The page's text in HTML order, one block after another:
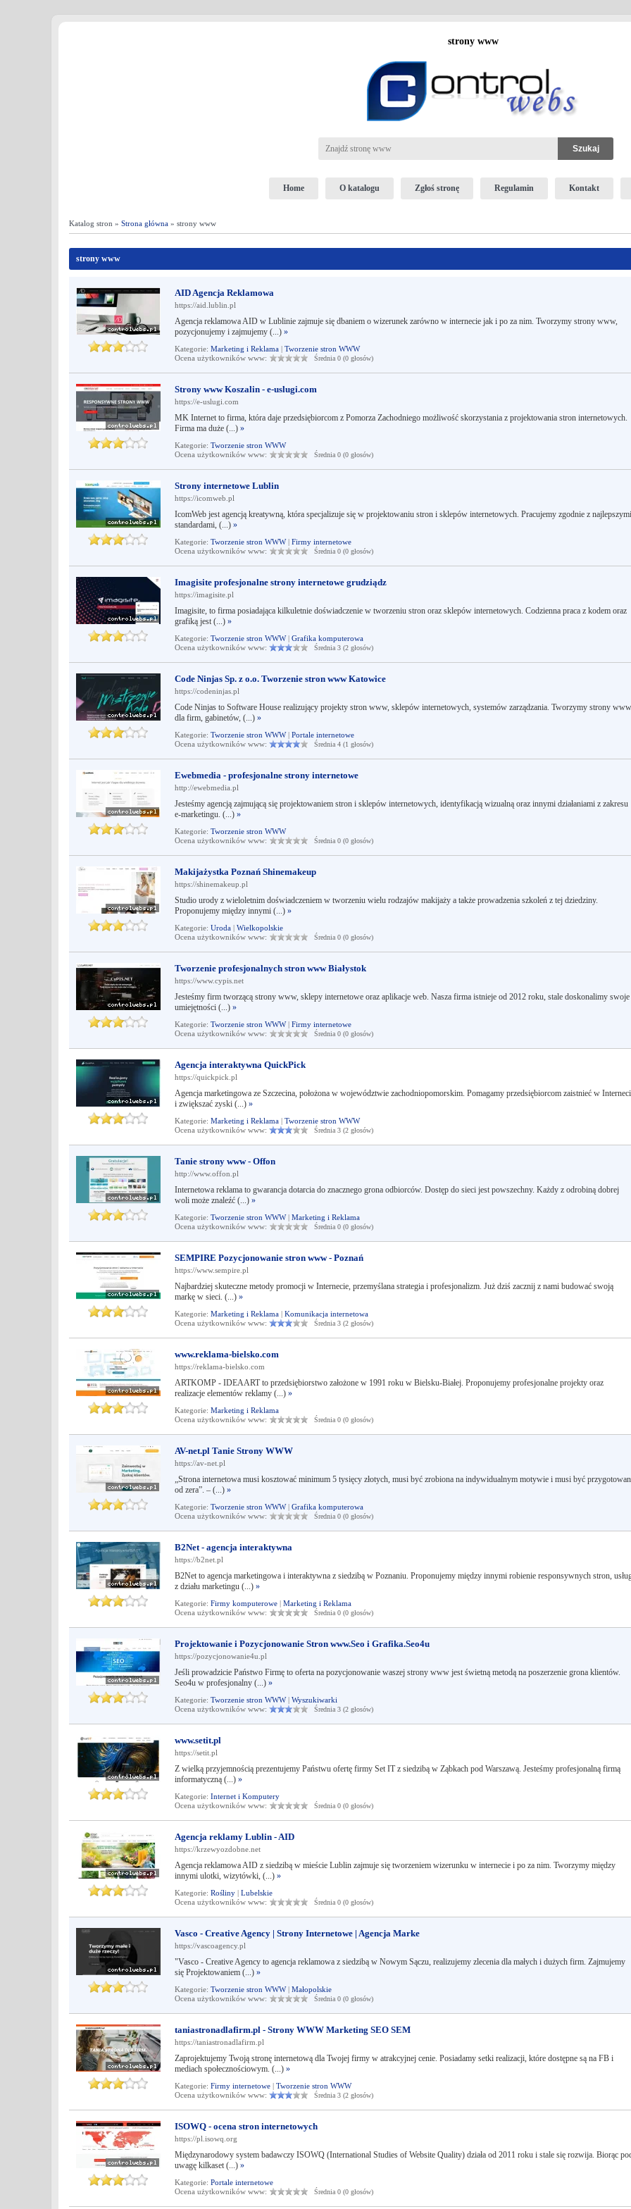
strony www
Home O katalogu Zgłoś stronę Regulamin Kontakt
Katalog stron » Strona główna » strony www
strony www
AID Agencja Reklamowa
https://aid.lublin.pl
Agencja reklamowa AID w Lublinie zajmuje się dbaniem o wizerunek zarówno w internecie jak i po za nim. Tworzymy strony www,
pozycjonujemy i zajmujemy (...) »
Kategorie: Marketing i Reklama | Tworzenie stron WWW
Ocena użytkowników www:
Średnia 0 (0 głosów)
Strony www Koszalin - e-uslugi.com
https://e-uslugi.com
MK Internet to firma, która daje przedsiębiorcom z Pomorza Zachodniego możliwość skorzystania z projektowania stron internetowych.
Firma ma duże (...) »
Kategorie: Tworzenie stron WWW
Ocena użytkowników www:
Średnia 0 (0 głosów)
Strony internetowe Lublin
https://icomweb.pl
IcomWeb jest agencją kreatywną, która specjalizuje się w projektowaniu stron i sklepów internetowych. Pracujemy zgodnie z najlepszymi
standardami, (...) »
Kategorie: Tworzenie stron WWW| Firmy internetowe
Ocena użytkowników www:
Średnia 0 (0 głosów)
Imagisite profesjonalne strony internetowe grudziądz
https://imagisite.pl
Imagisite, to firma posiadająca kilkuletnie doświadczenie w tworzeniu stron oraz sklepów internetowych. Codzienna praca z kodem oraz
grafiką jest (...) »
Kategorie: Tworzenie stron WWW| Grafika komputerowa
Ocena użytkowników www:
Średnia 3 (2 głosów)
Code Ninjas Sp. z o.o. Tworzenie stron www Katowice
https://codeninjas.pl
Code Ninjas to Software House realizujący projekty stron www, sklepów internetowych, systemów zarządzania. Tworzymy strony www
dla firm, gabinetów, (...) »
Kategorie: Tworzenie stron WWW| Portale internetowe
Ocena użytkowników www:
Średnia 4 (1 głosów)
Ewebmedia - profesjonalne strony internetowe
http://ewebmedia.pl
Jesteśmy agencją zajmującą się projektowaniem stron i sklepów internetowych, identyfikacją wizualną oraz innymi działaniami z zakresu
e-marketingu. (...) »
Kategorie: Tworzenie stron WWW
Ocena użytkowników www:
Średnia 0 (0 głosów)
Makijażystka Poznań Shinemakeup
https://shinemakeup.pl
Studio urody z wieloletnim doświadczeniem w tworzeniu wielu rodzajów makijaży a także prowadzenia szkoleń z tej dziedziny.
Proponujemy między innymi (...) »
Kategorie: Uroda | Wielkopolskie
Ocena użytkowników www:
Średnia 0 (0 głosów)
Tworzenie profesjonalnych stron www Białystok
https://www.cypis.net
Jesteśmy firm tworzącą strony www, sklepy internetowe oraz aplikacje web. Nasza firma istnieje od 2012 roku, stale doskonalimy swoje
umiejętności (...) »
Kategorie: Tworzenie stron WWW| Firmy internetowe
Ocena użytkowników www:
Średnia 0 (0 głosów)
Agencja interaktywna QuickPick
https://quickpick.pl
Agencja marketingowa ze Szczecina, położona w województwie zachodniopomorskim. Pomagamy przedsiębiorcom zaistnieć w
i zwiększać zyski (...) »
Kategorie: Marketing i Reklama | Tworzenie stron WWW
Ocena użytkowników www:
Średnia 3 (2 głosów)
Tanie strony www - Offon
http://www.offon.pl
Internetowa reklama to gwarancja dotarcia do znacznego grona odbiorców. Dostęp do sieci jest powszechny. Każdy z odrobiną dobrej
woli może znaleźć (...) »
Kategorie: Tworzenie stron WWW| Marketing i Reklama
Ocena użytkowników www:
Średnia 0 (0 głosów)
SEMPIRE Pozycjonowanie stron www - Poznań
https://www.sempire.pl
Najbardziej skuteczne metody promocji w Internecie, przemyślana strategia i profesjonalizm. Już dziś zacznij z nami budować swoją
markę w sieci. (...) »
Kategorie: Marketing i Reklama | Komunikacja internetowa
Ocena użytkowników www:
Średnia 3 (2 głosów)
www.reklama-bielsko.com
https://reklama-bielsko.com
ARTKOMP - IDEAART to przedsiębiorstwo założone w 1991 roku w Bielsku-Białej. Proponujemy profesjonalne projekty oraz
realizacje elementów reklamy (...) »
Kategorie: Marketing i Reklama
Ocena użytkowników www:
Średnia 0 (0 głosów)
AV-net.pl Tanie Strony WWW
https://av-net.pl
„Strona internetowa musi kosztować minimum 5 tysięcy złotych, musi być zrobiona na indywidualnym motywie i musi być
od zera”. – (...) »
Kategorie: Tworzenie stron WWW| Grafika komputerowa
Ocena użytkowników www:
Średnia 0 (0 głosów)
B2Net - agencja interaktywna
https://b2net.pl
B2Net to agencja marketingowa i interaktywna z siedzibą w Poznaniu. Proponujemy między innymi robienie responsywnych stron,
z działu marketingu (...) »
Kategorie: Firmy komputerowe | Marketing i Reklama
Ocena użytkowników www:
Średnia 0 (0 głosów)
Projektowanie i Pozycjonowanie Stron www.Seo i Grafika.Seo4u
https://pozycjonowanie4u.pl
Jeśli prowadzicie Państwo Firmę to oferta na pozycjonowanie waszej strony www jest świetną metodą na poszerzenie grona klientów.
Seo4u w profesjonalny (...) »
Kategorie: Tworzenie stron WWW| Wyszukiwarki
Ocena użytkowników www:
Średnia 3 (2 głosów)
www.setit.pl
https://setit.pl
Z wielką przyjemnością prezentujemy Państwu ofertę firmy Set IT z siedzibą w Ząbkach pod Warszawą. Jesteśmy profesjonalną firmą
informatyczną (...) »
Kategorie: Internet i Komputery
Ocena użytkowników www:
Średnia 0 (0 głosów)
Agencja reklamy Lublin - AID
https://krzewyozdobne.net
Agencja reklamowa AID z siedzibą w mieście Lublin zajmuje się tworzeniem wizerunku w internecie i po za nim. Tworzymy między
innymi ulotki, wizytówki, (...) »
Kategorie: Rośliny | Lubelskie
Ocena użytkowników www:
Średnia 0 (0 głosów)
Vasco - Creative Agency | Strony Internetowe | Agencja Marke
https://vascoagency.pl
"Vasco - Creative Agency to agencja reklamowa z siedzibą w Nowym Sączu, realizujemy zlecenia dla małych i dużych firm. Zajmujemy
się Projektowaniem (...) »
Kategorie: Tworzenie stron WWW| Małopolskie
Ocena użytkowników www:
Średnia 0 (0 głosów)
taniastronadlafirm.pl - Strony WWW Marketing SEO SEM
https://taniastronadlafirm.pl
Zaprojektujemy Twoją stronę internetową dla Twojej firmy w atrakcyjnej cenie. Posiadamy setki realizacji, które dostępne są na FB i
mediach społecznościowym. (...) »
Kategorie: Firmy internetowe | Tworzenie stron WWW
Ocena użytkowników www:
Średnia 3 (2 głosów)
ISOWQ - ocena stron internetowych
https://pl.isowq.org
Międzynarodowy system badawczy ISOWQ (International Studies of Website Quality) działa od 2011 roku i stale się rozwija. Biorąc
uwagę kilkaset (...) »
Kategorie: Portale internetowe
Ocena użytkowników www:
Średnia 0 (0 głosów)